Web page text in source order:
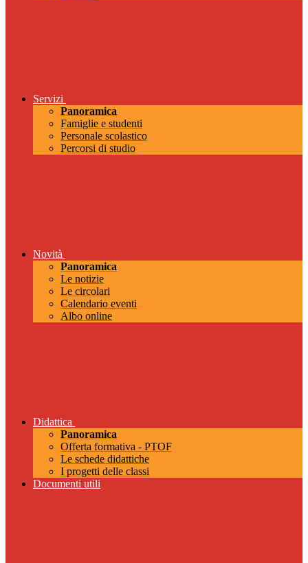
Servizi
Panoramica
Famiglie e studenti
Personale scolastico
Percorsi di studio
Novità
Panoramica
Le notizie
Le circolari
Calendario eventi
Albo online
Didattica
Panoramica
Offerta formativa - PTOF
Le schede didattiche
I progetti delle classi
Documenti utili